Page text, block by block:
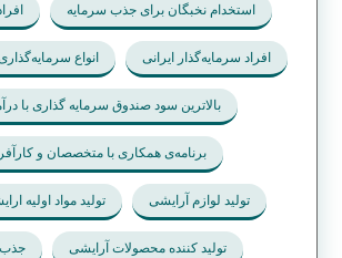
استخدام نخبگان برای جذب سرمایه
افراد سرمایه‌گذار ایرانی انواع
بالاترین سود صندوق سرمایه گذاری با
برنامه‌ی همکاری با متخصصان و
تولید لوازم آرایشی تولید مواد اوليه
تولید کننده محصولات آرایشی جذب